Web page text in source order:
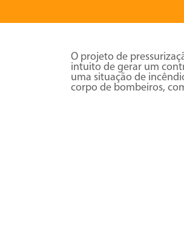
O projeto de
intuito de gerar um
uma situação de
corpo de bombeiros,